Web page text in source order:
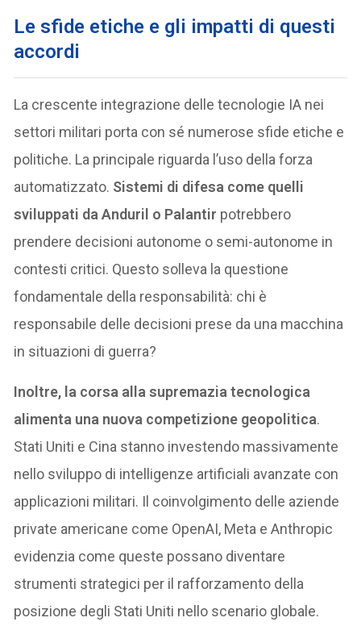
Le sfide etiche e gli impatti di questi
accordi
La crescente integrazione delle tecnologie IA nei
settori militari porta con sé numerose sfide etiche e
politiche. La principale riguarda l’uso della forza
automatizzato. Sistemi di difesa come quelli
sviluppati da Anduril o Palantir potrebbero
prendere decisioni autonome o semi-autonome in
contesti critici. Questo solleva la questione
fondamentale della responsabilità: chi è
responsabile delle decisioni prese da una macchina
in situazioni di guerra?
Inoltre, la corsa alla supremazia tecnologica
alimenta una nuova competizione geopolitica.
Stati Uniti e Cina stanno investendo massivamente
nello sviluppo di intelligenze artificiali avanzate con
applicazioni militari. Il coinvolgimento delle aziende
private americane come OpenAI, Meta e Anthropic
evidenzia come queste possano diventare
strumenti strategici per il rafforzamento della
posizione degli Stati Uniti nello scenario globale.